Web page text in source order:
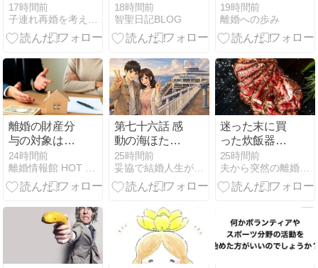
ロードマッ
プ」をレクチ
ャー
17時間前
カイ引越セン
ターの災害支
援から考える
意義」
18時間前
智聖日記BLOG
こと③
19時間前
離婚への歩み
離婚の財産分
与の対象はど
こまで？何が
対象として分
けられるのか
24時間前
第七十六話 感
動の海ほた
る……その裏
で進行してい
たすれ違い
25時間前
妥協で結婚人生が地獄になったので本気で婚を目指します
迷った末に買
った炊飯器で
料理をしてみ
た結果
25時間前
夫から突然の離婚したい宣言！